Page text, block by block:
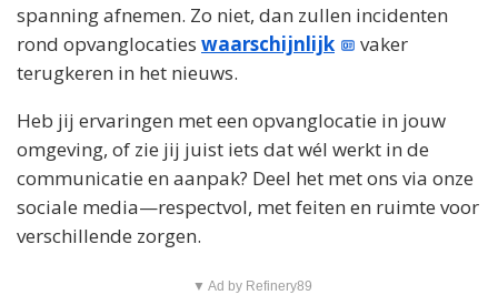
spanning afnemen. Zo niet, dan zullen incidenten
rond opvanglocaties waarschijnlijk
vaker
terugkeren in het nieuws.
Heb jij ervaringen met een opvanglocatie in jouw
omgeving, of zie jij juist iets dat wél werkt in de
communicatie en aanpak? Deel het met ons via onze
sociale media—respectvol, met feiten en ruimte voor
verschillende zorgen.
▼ Ad by Refinery89